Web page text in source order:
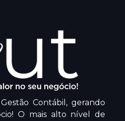
Contábil, gerando
O mais alto nível de